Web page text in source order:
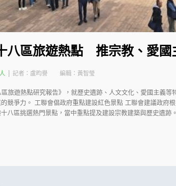
八區旅遊熱點 推宗教、愛國
記者：盧昀譽 編輯：黃智瑩
旅遊熱點研究報告》，就歷史遺跡、人文文化、愛國主義
競爭力。 工聯會倡政府重點建設紅色景點 工聯會建議政府
八區挑選熱門景點，當中重點提及建設宗教建築與歷史遺跡